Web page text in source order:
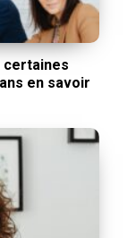
certaines
en savoir